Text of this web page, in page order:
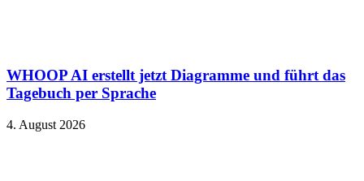
WHOOP AI erstellt jetzt Diagramme und führt das
Tagebuch per Sprache
4. August 2026